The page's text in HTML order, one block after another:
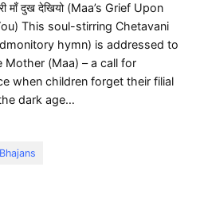
माँ दुख देखियो (Maa’s Grief Upon
This soul-stirring Chetavani
hymn) is addressed to
Mother (Maa) – a call for
when children forget their filial
dark age…